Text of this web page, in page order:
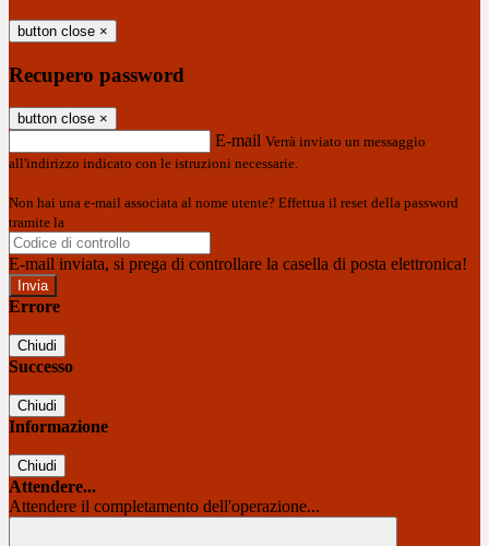
button close ×
Recupero password
button close ×
E-mail Verrà inviato un messaggio
all'indirizzo indicato con le istruzioni necessarie.
Non hai una e-mail associata al nome utente? Effettua il reset della password
tramite la
E-mail inviata, si prega di controllare la casella di posta elettronica!
Errore
Chiudi
Successo
Chiudi
Informazione
Chiudi
Attendere...
Attendere il completamento dell'operazione...